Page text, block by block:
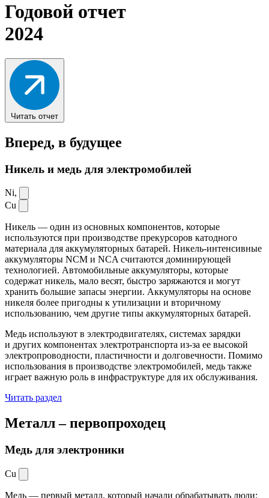
Годовой отчет
2024
Читать отчет
Вперед, в будущее
Никель и медь для электромобилей
Ni,
Cu
Никель — один из основных компонентов, которые
используются при производстве прекурсоров катодного
материала для аккумуляторных батарей. Никель-интенсивные
аккумуляторы NCM и NCA считаются доминирующей
технологией. Автомобильные аккумуляторы, которые
содержат никель, мало весят, быстро заряжаются и могут
хранить большие запасы энергии. Аккумуляторы на основе
никеля более пригодны к утилизации и вторичному
использованию, чем другие типы аккумуляторных батарей.
Медь используют в электродвигателях, системах зарядки
и других компонентах электротранспорта из-за ее высокой
электропроводности, пластичности и долговечности. Помимо
использования в производстве электромобилей, медь также
играет важную роль в инфраструктуре для их обслуживания.
Читать раздел
Металл –первопроходец
Медь для электроники
Cu
Медь — первый металл, который начали обрабатывать люди: